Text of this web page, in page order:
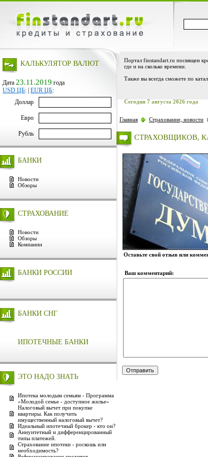
КАЛЬКУЛЯТОР ВАЛЮТ
Дата 23.11.2019 года
USD ЦБ: EUR ЦБ:
Доллар
Евро
Рубль
БАНКИ
Новости
Обзоры
СТРАХОВАНИЕ
Новости
Обзоры
Компании
БАНКИ РОССИИ
БАНКИ СНГ
ИПОТЕЧНЫЕ БАНКИ
ЭТО НАДО ЗНАТЬ
Ипотека молодым семьям - Программа
«Молодой семье - доступное жилье»
Налоговый вычет при покупке
квартиры. Как получить
имущественный налоговый вычет?
Идеальный ипотечный брокер - кто он?
Аннуитетный и дифференцированный
типы платежей.
Страхование ипотеки - роскошь или
необходимость?
Портал finstandart.ru посвящен
где и на сколько времени.
Также вы всегда сможете по
Сегодня 7 августа 2026 года
Главная Страхование, новости
СТРАХОВЩИКОВ,
Оставьте свой отзыв или
Ваш комментарий: